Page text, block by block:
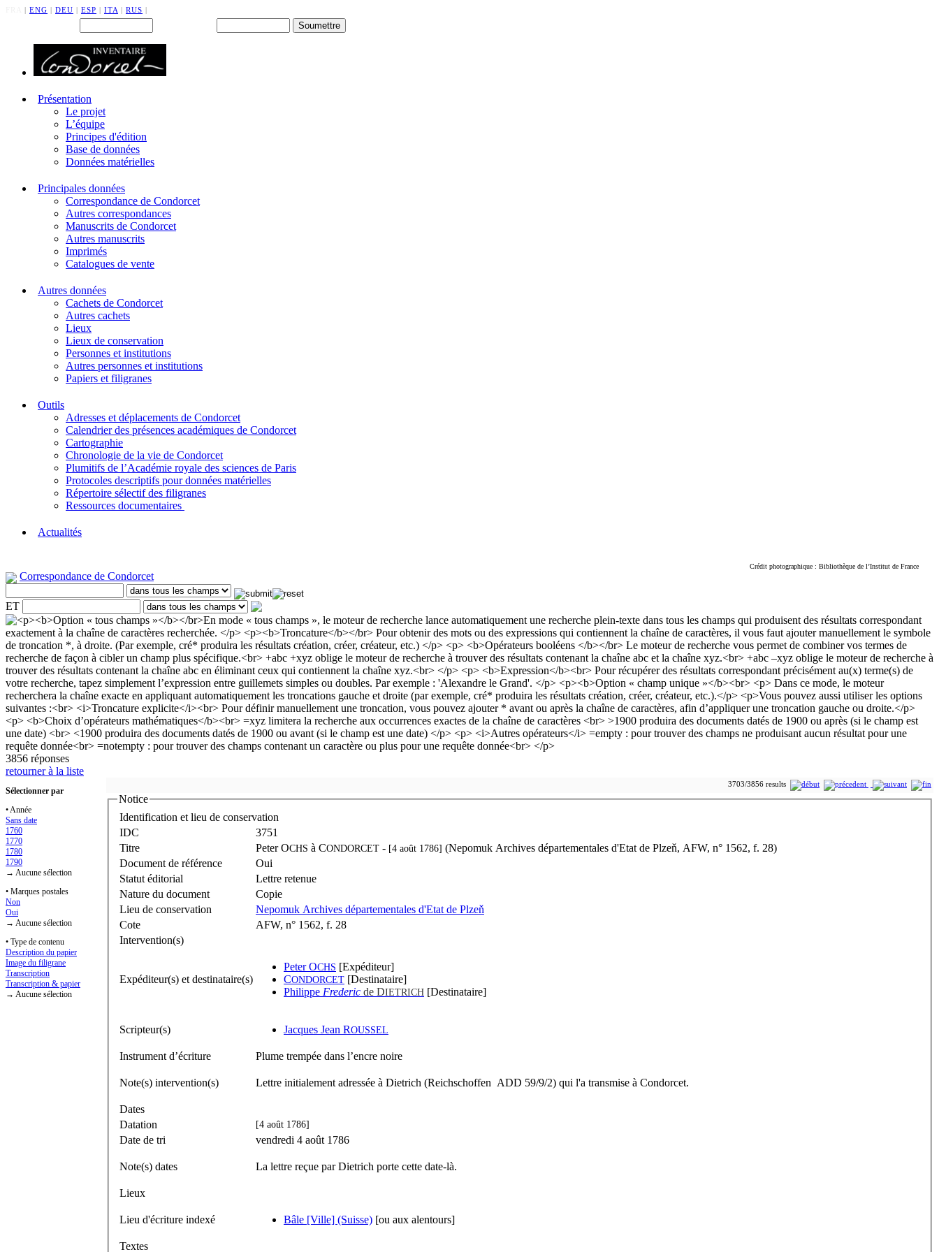
| ENG | DEU | ESP | ITA | RUS |
Présentation
Le projet
L’équipe
Principes d'édition
Base de données
Données matérielles
Principales données
Correspondance de Condorcet
Autres correspondances
Manuscrits de Condorcet
Autres manuscrits
Imprimés
Catalogues de vente
Autres données
Cachets de Condorcet
Autres cachets
Lieux
Lieux de conservation
Personnes et institutions
Autres personnes et institutions
Papiers et filigranes
Outils
Adresses et déplacements de Condorcet
Calendrier des présences académiques de Condorcet
Cartographie
Chronologie de la vie de Condorcet
Plumitifs de l’Académie royale des sciences de Paris
Protocoles descriptifs pour données matérielles
Répertoire sélectif des filigranes
Ressources documentaires
Actualités
Crédit photographique : Bibliothèque de l’Institut de France
Correspondance de Condorcet
ET
3856 réponses
retourner à la liste
Sélectionner par
• Année
Sans date
1760
1770
1780
1790
→ Aucune sélection
• Marques postales
Non
Oui
→ Aucune sélection
• Type de contenu
Description du papier
Image du filigrane
Transcription
Transcription & papier
→ Aucune sélection
3703/3856 results
Notice
Identification et lieu de conservation
IDC
3751
Titre
Peter OCHS à CONDORCET - [4 août 1786]
(Nepomuk Archives départementales d'Etat de Plzeň, AFW, n° 1562, f. 28)
Document de référence
Oui
Statut éditorial
Lettre retenue
Nature du document
Copie
Lieu de conservation
Nepomuk Archives départementales d'Etat de Plzeň
Cote
AFW, n° 1562, f. 28
Intervention(s)
Expéditeur(s) et destinataire(s)
Peter OCHS [Expéditeur]
CONDORCET [Destinataire]
Philippe Frederic de DIETRICH [Destinataire]
Scripteur(s) Jacques Jean ROUSSEL
Instrument d’écriture Plume trempée dans l’encre noire
Note(s) intervention(s) Lettre initialement adressée à Dietrich (Reichschoffen ADD 59/9/2) qui l'a transmise à Condorcet.
Dates
Datation
[4 août 1786]
Date de tri vendredi 4 août 1786
Note(s) dates La lettre reçue par Dietrich porte cette date-là.
Lieux
Lieu d'écriture indexé Bâle [Ville] (Suisse) [ou aux alentours]
Textes